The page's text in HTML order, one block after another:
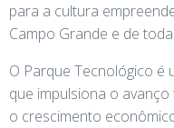
para a cultura
Campo Grande e de
O Parque Tecnológico é
que impulsiona o
o crescimento